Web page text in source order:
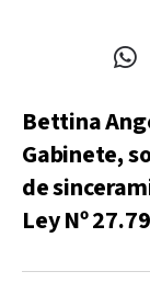
Bettina
Gabinete,
de
Ley Nº